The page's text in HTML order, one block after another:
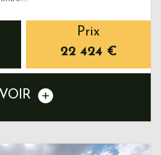
Prix
22 424 €
VOIR